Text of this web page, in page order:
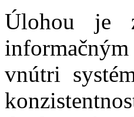
Úlohou je
vnútri